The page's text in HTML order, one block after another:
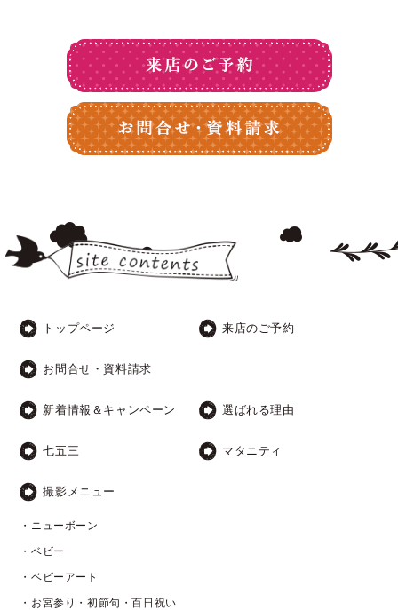
トップページ 来店のご予約
お問合せ・資料請求
新着情報＆キャンペーン 選ばれる理由
七五三 マタニティ
撮影メニュー
・ニューボーン
・ベビー
・ベビーアート
・お宮参り・初節句・百日祝い